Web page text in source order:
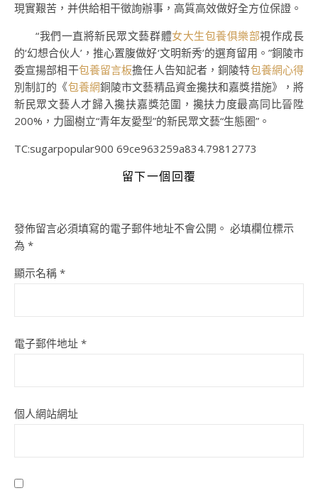
現實艱苦，并供給相干徵詢辦事，高質高效做好全方位保證。
“我們一直將新民眾文藝群體女大生包養俱樂部視作成長
的‘幻想合伙人’，推心置腹做好‘文明新秀’的選育留用。”銅陵市
委宣揚部相干包養留言板擔任人告知記者，銅陵特包養網心得
別制訂的《包養網銅陵市文藝精品資金攙扶和嘉獎措施》，將
新民眾文藝人才歸入攙扶嘉獎范圍，攙扶力度最高同比晉陞
200%，力圖樹立“青年友愛型”的新民眾文藝“生態圈”。
TC:sugarpopular900 69ce963259a834.79812773
留下一個回覆
發佈留言必須填寫的電子郵件地址不會公開。 必填欄位標示
為 *
顯示名稱 *
電子郵件地址 *
個人網站網址